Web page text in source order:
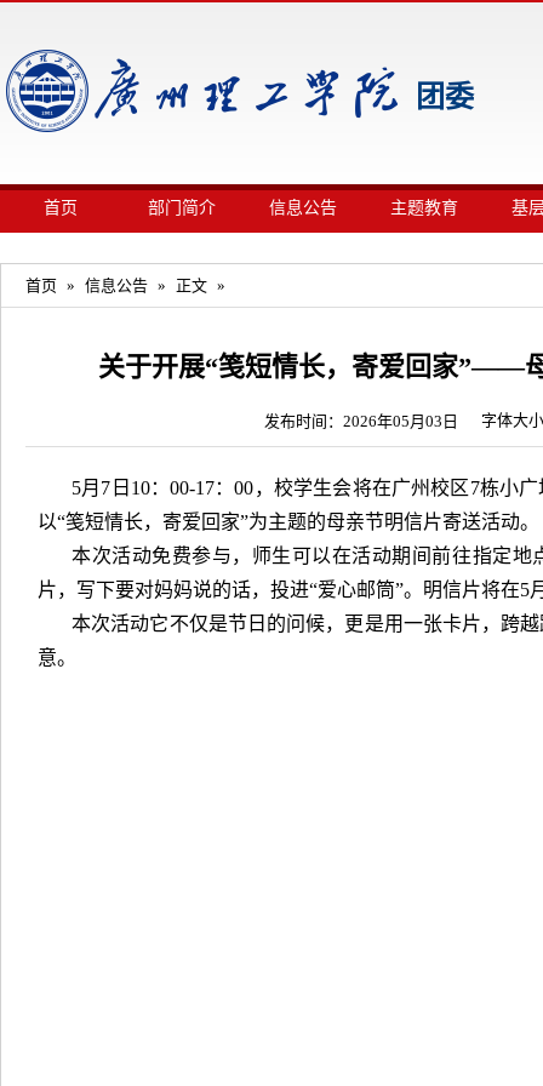
团委
首页 部门简介 信息公告 主题教育 基
首页 » 信息公告 » 正文 »
关于开展“笺短情长，寄爱回家”——
发布时间：2026年05月03日 字体大
5月7日10：00-17：00，校学生会将在广州校区7栋小
以“笺短情长，寄爱回家”为主题的母亲节明信片寄送活动。
本次活动免费参与，师生可以在活动期间前往指定地
片，写下要对妈妈说的话，投进“爱心邮筒”。明信片将在5
本次活动它不仅是节日的问候，更是用一张卡片，跨
意。